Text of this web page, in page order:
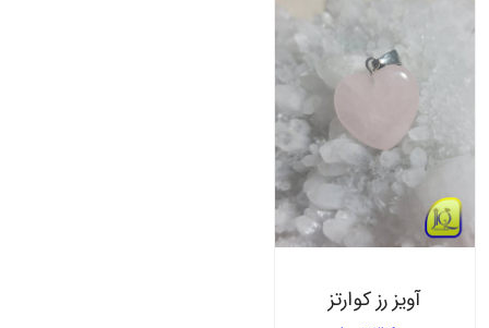
آویز رز کوارتز